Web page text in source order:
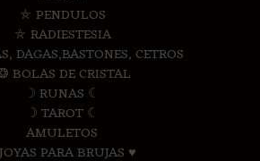
⛤ PENDULOS
⛤ RADIESTESIA
DAGAS,BASTONES, CETROS
BOLAS DE CRISTAL
☽ RUNAS ☾
☽ TAROT ☾
AMULETOS
PARA BRUJAS ♥